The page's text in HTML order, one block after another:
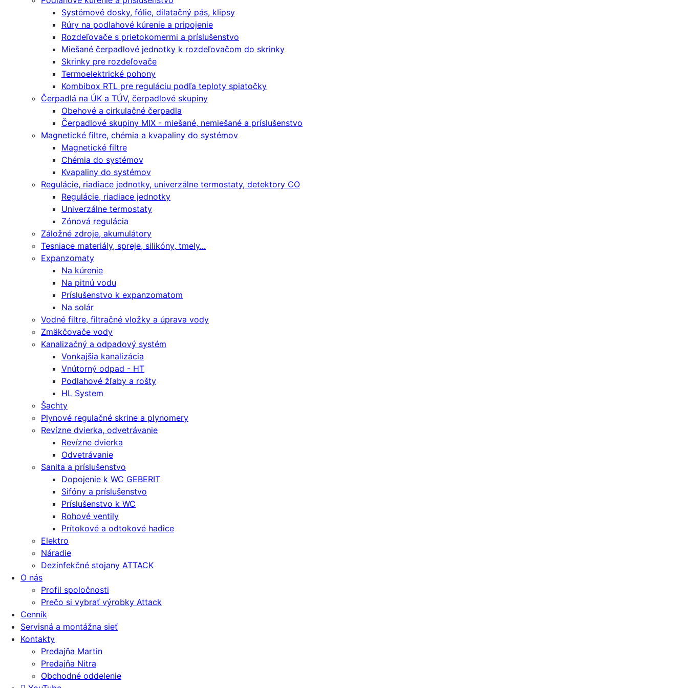
Systémové dosky, fólie, dilatačný pás, klipsy
Rúry na podlahové kúrenie a pripojenie
Rozdeľovače s prietokomermi a príslušenstvo
Miešané čerpadlové jednotky k rozdeľovačom do skrinky
Skrinky pre rozdeľovače
Termoelektrické pohony
Kombibox RTL pre reguláciu podľa teploty spiatočky
Čerpadlá na ÚK a TÚV, čerpadlové skupiny
Obehové a cirkulačné čerpadla
Čerpadlové skupiny MIX - miešané, nemiešané a príslušenstvo
Magnetické filtre, chémia a kvapaliny do systémov
Magnetické filtre
Chémia do systémov
Kvapaliny do systémov
Regulácie, riadiace jednotky, univerzálne termostaty, detektory CO
Regulácie, riadiace jednotky
Univerzálne termostaty
Zónová regulácia
Záložné zdroje, akumulátory
Tesniace materiály, spreje, silikóny, tmely...
Expanzomaty
Na kúrenie
Na pitnú vodu
Príslušenstvo k expanzomatom
Na solár
Vodné filtre, filtračné vložky a úprava vody
Zmäkčovače vody
Kanalizačný a odpadový systém
Vonkajšia kanalizácia
Vnútorný odpad - HT
Podlahové žľaby a rošty
HL System
Šachty
Plynové regulačné skrine a plynomery
Revízne dvierka, odvetrávanie
Revízne dvierka
Odvetrávanie
Sanita a príslušenstvo
Dopojenie k WC GEBERIT
Sifóny a príslušenstvo
Príslušenstvo k WC
Rohové ventily
Prítokové a odtokové hadice
Elektro
Náradie
Dezinfekčné stojany ATTACK
O nás
Profil spoločnosti
Prečo si vybrať výrobky Attack
Cenník
Servisná a montážna sieť
Kontakty
Predajňa Martin
Predajňa Nitra
Obchodné oddelenie